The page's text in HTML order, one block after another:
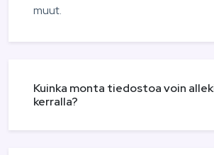
muut.
Kuinka monta tiedostoa voin
kerralla?